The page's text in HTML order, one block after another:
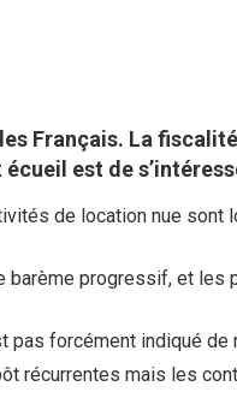
Français. La
est de
de location nue sont
barème progressif, et les
pas forcément indiqué
récurrentes mais les